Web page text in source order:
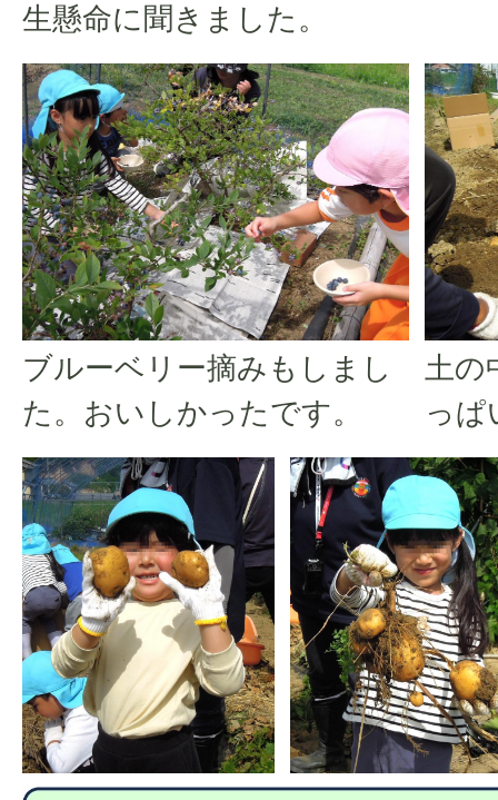
生懸命に聞きました。
ブルーベリー摘みもしまし
た。おいしかったです。
土の
っぱ